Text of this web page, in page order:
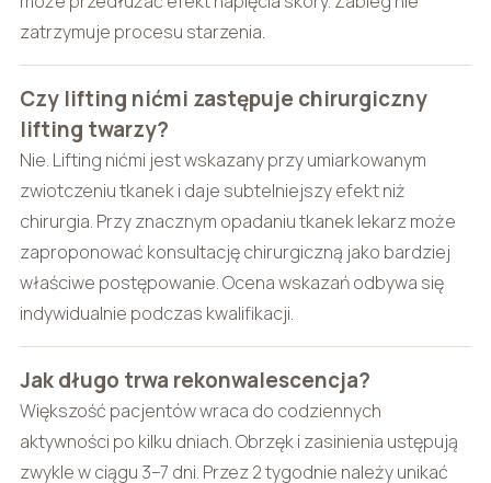
zatrzymuje procesu starzenia.
Czy lifting nićmi zastępuje chirurgiczny
lifting twarzy?
Nie. Lifting nićmi jest wskazany przy umiarkowanym
zwiotczeniu tkanek i daje subtelniejszy efekt niż
chirurgia. Przy znacznym opadaniu tkanek lekarz może
zaproponować konsultację chirurgiczną jako bardziej
właściwe postępowanie. Ocena wskazań odbywa się
indywidualnie podczas kwalifikacji.
Jak długo trwa rekonwalescencja?
Większość pacjentów wraca do codziennych
aktywności po kilku dniach. Obrzęk i zasinienia ustępują
zwykle w ciągu 3–7 dni. Przez 2 tygodnie należy unikać